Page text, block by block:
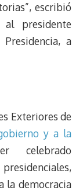
escribió
presidente
a
Exteriores de
y a la
celebrado
la democracia